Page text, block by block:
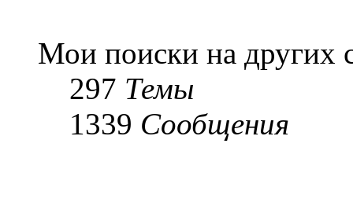
Мои поиски на других
297 Темы
1339 Сообщения